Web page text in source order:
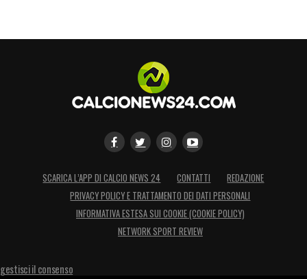
SCARICA L’APP DI CALCIO NEWS 24 CONTATTI
REDAZIONE
PRIVACY POLICY E TRATTAMENTO DEI DATI PERSONALI
INFORMATIVA ESTESA SUI COOKIE (COOKIE POLICY)
NETWORK SPORT REVIEW
gestisci il consenso